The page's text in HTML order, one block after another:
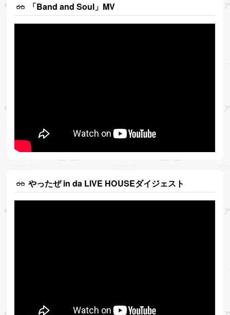
「Band and Soul」MV
やったぜ in da LIVE HOUSEダイジェスト